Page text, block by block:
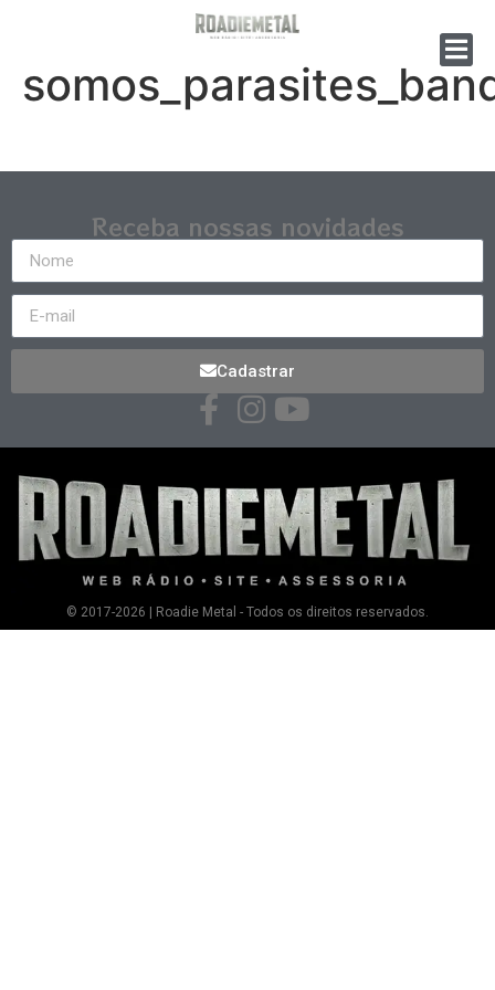
Receba nossas novidades
Cadastrar
© 2017-2026 | Roadie Metal - Todos os direitos reservados.